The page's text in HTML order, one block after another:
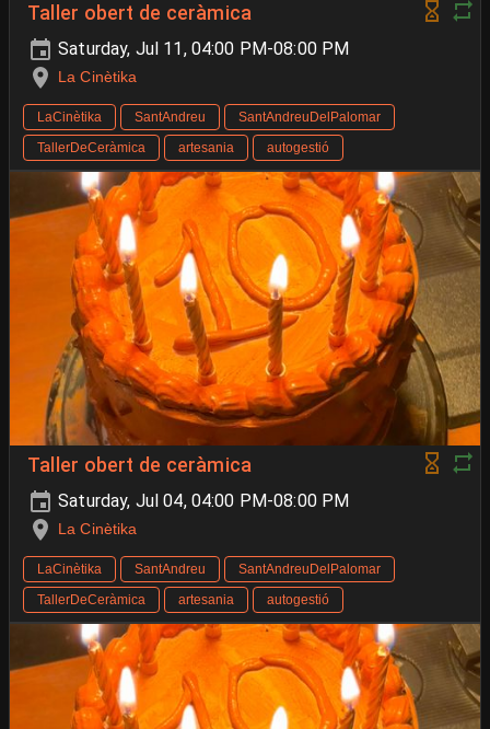
Taller obert de ceràmica
Saturday, Jul 11, 04:00 PM-08:00 PM
La Cinètika
LaCinètika SantAndreu
SantAndreuDelPalomar
TallerDeCeràmica
artesania autogestió
Taller obert de ceràmica
Saturday, Jul 04, 04:00 PM-08:00 PM
La Cinètika
LaCinètika SantAndreu
SantAndreuDelPalomar
TallerDeCeràmica
artesania autogestió